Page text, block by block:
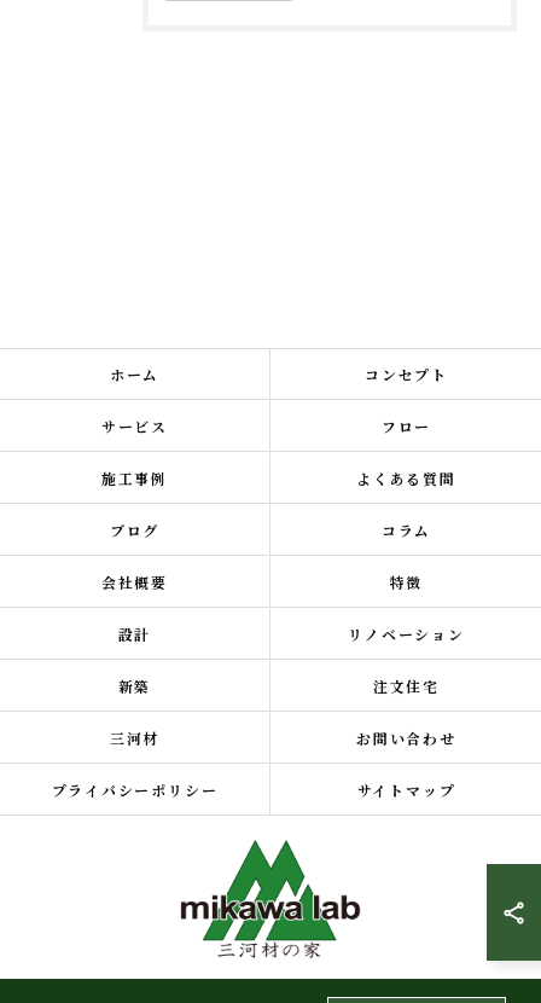
ホーム コンセプト
サービス フロー
施工事例 よくある質問
ブログ コラム
会社概要 特徴
設計 リノベーション
新築 注文住宅
三河材 お問い合わせ
プライバシーポリシー サイトマップ